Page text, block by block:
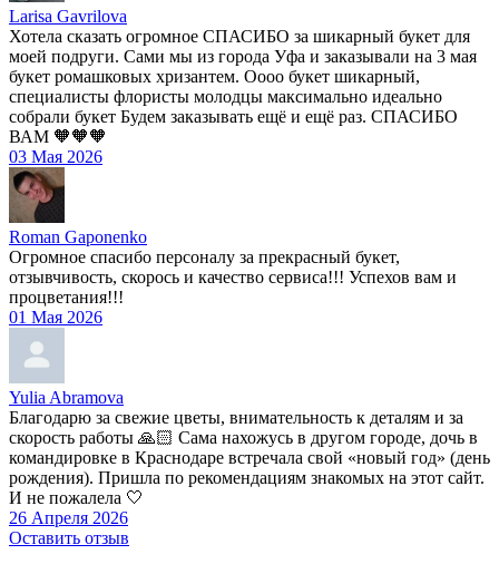
Larisa Gavrilova
Хотела сказать огромное СПАСИБО за шикарный букет для
моей подруги. Сами мы из города Уфа и заказывали на 3 мая
букет ромашковых хризантем. Оооо букет шикарный,
специалисты флористы молодцы максимально идеально
собрали букет Будем заказывать ещё и ещё раз. СПАСИБО
ВАМ 🧡🧡🧡
03 Мая 2026
Roman Gaponenko
Огромное спасибо персоналу за прекрасный букет,
отзывчивость, скорось и качество сервиса!!! Успехов вам и
процветания!!!
01 Мая 2026
Yulia Abramova
Благодарю за свежие цветы, внимательность к деталям и за
скорость работы 🙏🏻 Сама нахожусь в другом городе, дочь в
командировке в Краснодаре встречала свой «новый год» (день
рождения). Пришла по рекомендациям знакомых на этот сайт.
И не пожалела 🤍
26 Апреля 2026
Оставить отзыв